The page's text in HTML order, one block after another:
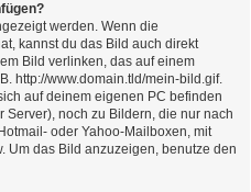
werden. Wenn die
kannst du das Bild auch direkt
Bild verlinken, das auf einem
http://www.domain.tld/mein-bild.gif.
auf deinem eigenen PC befinden
noch zu Bildern, die nur nach
oder Yahoo-Mailboxen, mit
Um das Bild anzuzeigen, benutze den